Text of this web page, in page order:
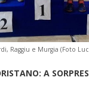
Raggiu e Murgia (Foto
A